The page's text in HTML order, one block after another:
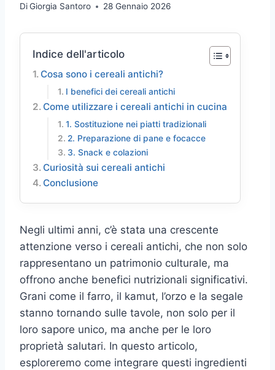
DiGiorgia Santoro 28 Gennaio 2026
Indice dell'articolo
Cosa sono i cereali antichi?
I benefici dei cereali antichi
Come utilizzare i cereali antichi in cucina
1. Sostituzione nei piatti tradizionali
2. Preparazione di pane e focacce
3. Snack e colazioni
Curiosità sui cereali antichi
Conclusione
Negli ultimi anni, c’è stata una crescente
attenzione verso i cereali antichi, che non solo
rappresentano un patrimonio culturale, ma
offrono anche benefici nutrizionali significativi.
Grani come il farro, il kamut, l’orzo e la segale
stanno tornando sulle tavole, non solo per il
loro sapore unico, ma anche per le loro
proprietà salutari. In questo articolo,
esploreremo come integrare questi ingredienti